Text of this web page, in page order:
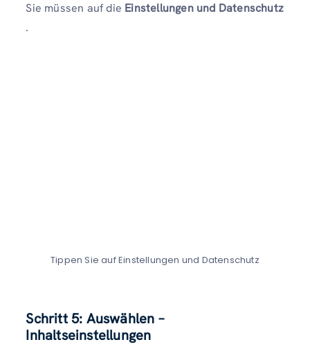
Sie müssen auf die Einstellungen und Datenschutz
.
Tippen Sie auf Einstellungen und Datenschutz
Schritt 5: Auswählen –
Inhaltseinstellungen